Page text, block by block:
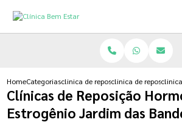
HomeCategoriasclinica de reposicao hormonal
clinica de reposicao
Clínicas de Reposição
Estrogênio Jardim das